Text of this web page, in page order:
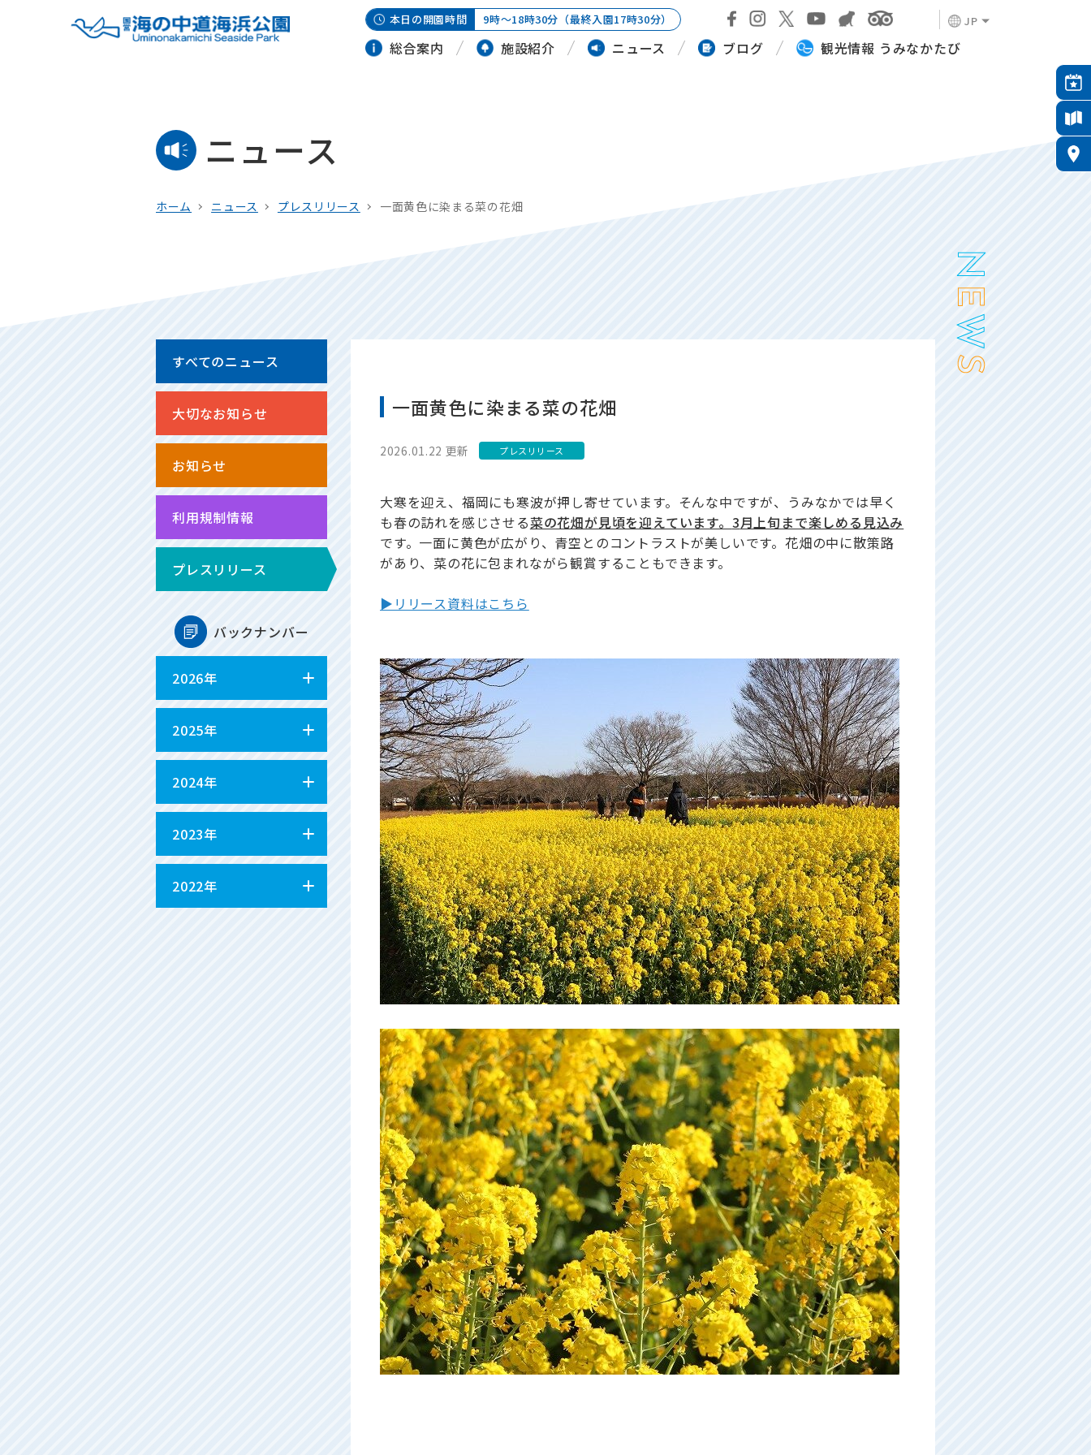
本日の開園時間 9時～18時30分（最終入園17時30分） JP
総合案内 施設紹介 ニュース ブログ 観光情報 うみなかたび
ニュース
ホーム ニュース プレスリリース 一面黄色に染まる菜の花畑
すべてのニュース
大切なお知らせ
お知らせ
利用規制情報
プレスリリース
バックナンバー
2026年
2025年
2024年
2023年
2022年
一面黄色に染まる菜の花畑
2026.01.22 更新 プレスリリース
大寒を迎え、福岡にも寒波が押し寄せています。そんな中ですが、うみなかでは早く
も春の訪れを感じさせる菜の花畑が見頃を迎えています。 3月上旬まで楽しめる見込み
です。一面に黄色が広がり、青空とのコントラストが美しいです。花畑の中に散策路
があり、菜の花に包まれながら観賞することもできます。
▶リリース資料はこちら